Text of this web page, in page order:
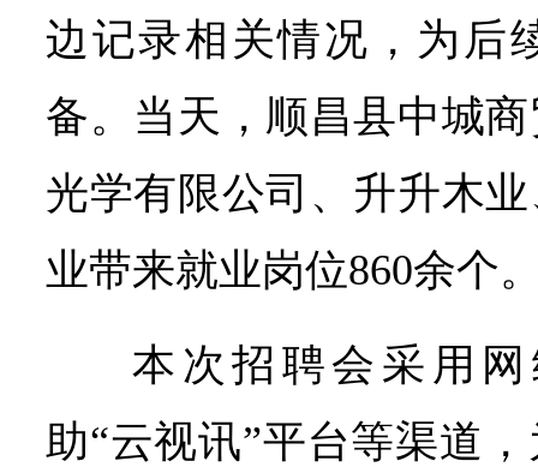
边记录相关情况，为后
备。当天，顺昌县中城
光学有限公司、升升木
业带来就业岗位860余个
本次招聘会采用
助“云视讯”平台等渠道